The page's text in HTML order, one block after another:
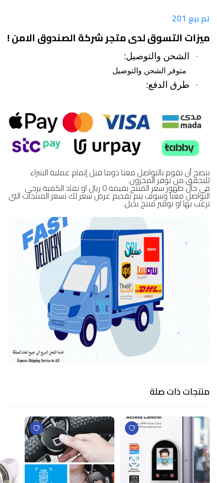
تم بيع 201
ميزات التسوق لدى متجر شركة الصندوق الامن !
· الشحن والتوصيل:
متوفر الشحن والتوصيل
· طرق الدفع:
ننصح أن تقوم بالتواصل معنا دوما قبل إتمام عملية الشراء
للتحقق من توفر المخزون.
في حال ظهور سعر المنتج بقيمة 0 ريال او نفاذ الكمية يرجى
التواصل معنا وسوف يتم تقديم عرض سعر لك بسعر المنتجات التي
ترغب بها او توفير منتج بديل.
منتجات ذات صلة